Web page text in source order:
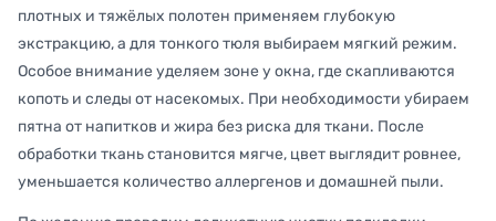
плотных и тяжёлых полотен применяем глубокую
экстракцию, а для тонкого тюля выбираем мягкий режим.
Особое внимание уделяем зоне у окна, где скапливаются
копоть и следы от насекомых. При необходимости убираем
пятна от напитков и жира без риска для ткани. После
обработки ткань становится мягче, цвет выглядит ровнее,
уменьшается количество аллергенов и домашней пыли.